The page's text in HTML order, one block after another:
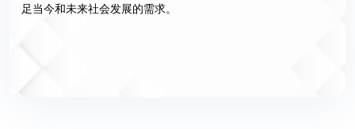
足当今和未来社会发展的需求。